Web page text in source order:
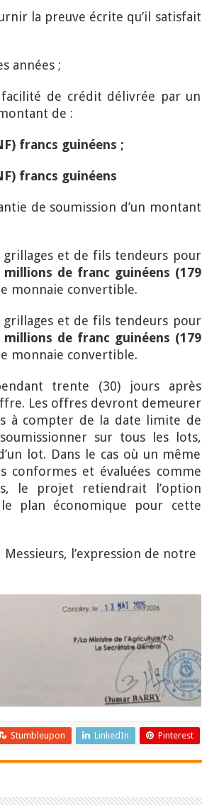
la preuve écrite qu’il satisfait
années ;
de crédit délivrée par un
de :
francs guinéens ;
francs guinéens
de soumission d’un montant
grillages et de fils tendeurs pour
de franc guinéens (179
monnaie convertible.
grillages et de fils tendeurs pour
de franc guinéens (179
monnaie convertible.
trente (30) jours après
Les offres devront demeurer
à compter de la date limite de
sur tous les lots,
lot. Dans le cas où un même
conformes et évaluées comme
le projet retiendrait l’option
plan économique pour cette
l’expression de notre
Stumbleupon LinkedIn Pinterest